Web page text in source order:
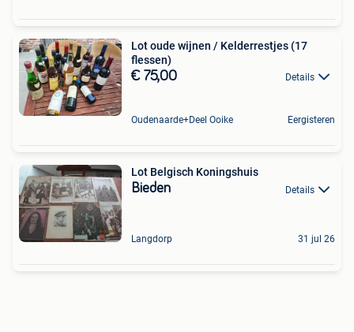
Lot oude wijnen / Kelderrestjes (17
flessen)
€ 75,00 Details
Oudenaarde+Deel Ooike Eergisteren
Lot Belgisch Koningshuis
Bieden Details
Langdorp 31 jul 26